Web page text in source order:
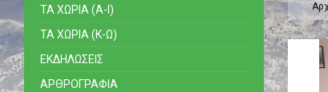
ΤΑ ΧΩΡΙΑ (Α-Ι)
ΤΑ ΧΩΡΙΑ (Κ-Ω)
ΕΚΔΗΛΩΣΕΙΣ
ΑΡΘΡΟΓΡΑΦΙΑ